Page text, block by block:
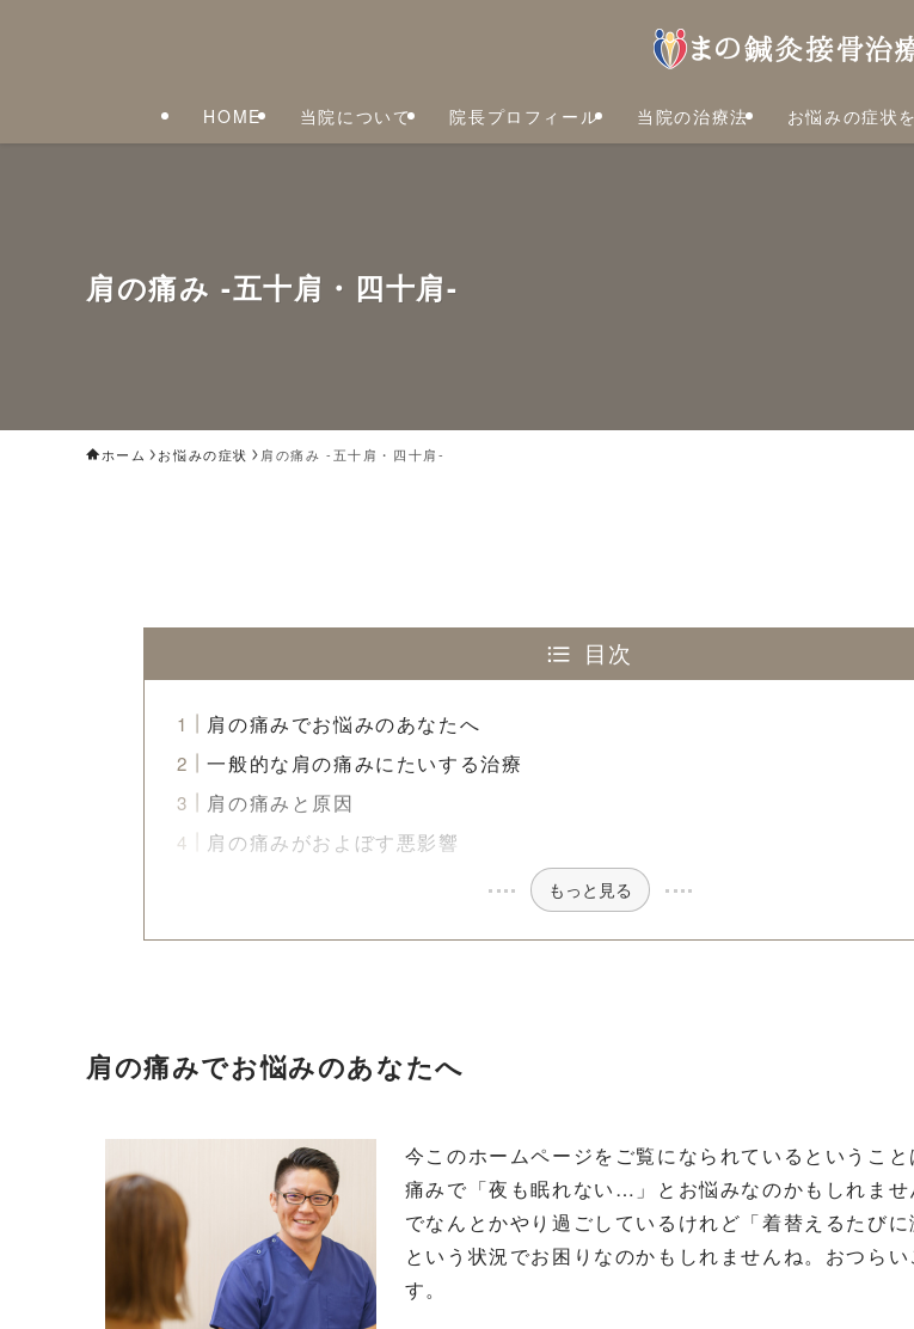
HOME 当院について 院長プロフィール 当院の治療法 お悩みの症状
肩の痛み -五十肩・四十肩-
ホーム お悩みの症状 肩の痛み -五十肩・四十肩-
目次
肩の痛みでお悩みのあなたへ
一般的な肩の痛みにたいする治療
肩の痛みと原因
肩の痛みがおよぼす悪影響
もっと見る
肩の痛みでお悩みのあなたへ
今このホームページをご覧になられているというこ
痛みで「夜も眠れない…」とお悩みなのかもしれませ
でなんとかやり過ごしているけれど「着替えるたび
という状況でお困りなのかもしれませんね。おつらい
す。